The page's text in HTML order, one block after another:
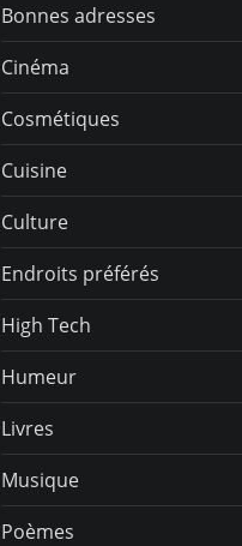
Bonnes adresses
Cinéma
Cosmétiques
Cuisine
Culture
Endroits préférés
High Tech
Humeur
Livres
Musique
Poèmes